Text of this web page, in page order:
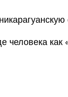
человека